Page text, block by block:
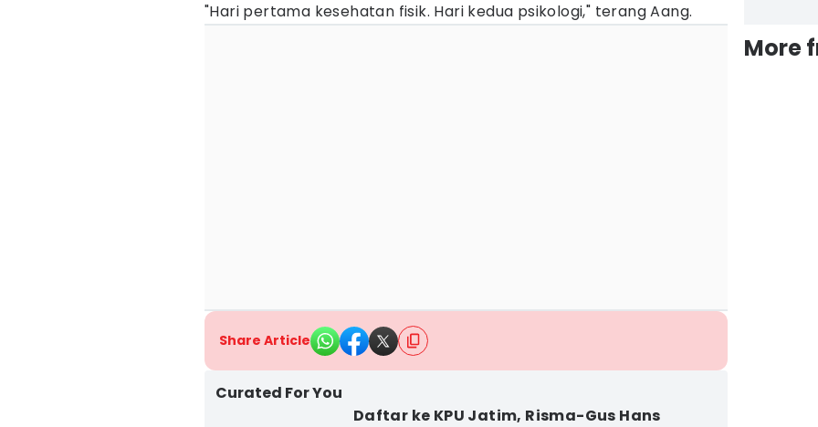
"Hari pertama kesehatan fisik. Hari kedua psikologi," terang Aang.
Share Article
Curated For You
Daftar ke KPU Jatim, Risma-Gus Hans
More